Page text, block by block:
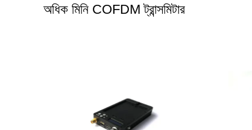
অধিক মিনি COFDM ট্রান্সমিটার